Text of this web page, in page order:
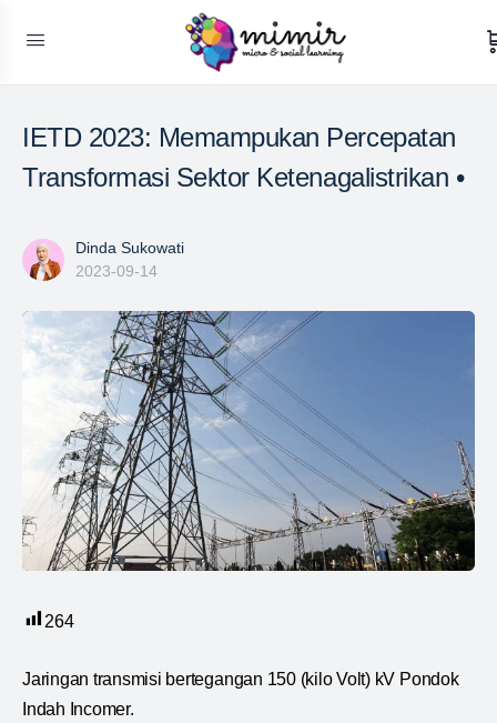
IETD 2023: Memampukan Percepatan
Transformasi Sektor Ketenagalistrikan •
Dinda Sukowati
2023-09-14
264
Jaringan transmisi bertegangan 150 (kilo Volt) kV Pondok
Indah Incomer.